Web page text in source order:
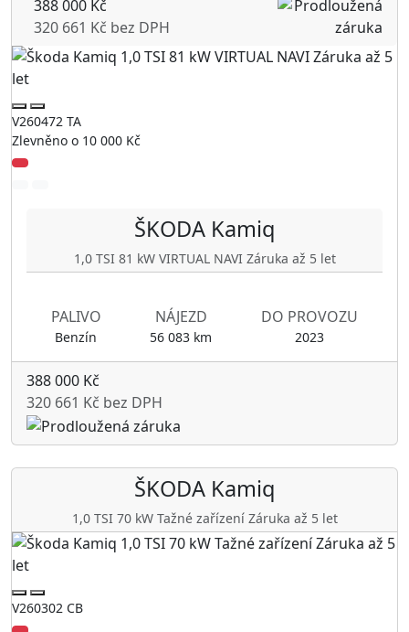
388 000 Kč
320 661 Kč bez DPH
V260472 TA
Zlevněno o 10 000 Kč
ŠKODA Kamiq
1,0 TSI 81 kW VIRTUAL NAVI Záruka až 5 let
PALIVO
Benzín
NÁJEZD
56 083 km
DO PROVOZU
2023
388 000 Kč
320 661 Kč bez DPH
ŠKODA Kamiq
1,0 TSI 70 kW Tažné zařízení Záruka až 5 let
V260302 CB